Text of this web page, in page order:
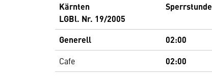
Kärnten
LGBl. Nr. 19/2005
Sperrstunde
Generell 02:00
Cafe 02:00